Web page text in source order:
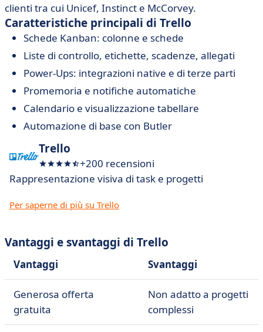
clienti tra cui Unicef, Instinct e McCorvey.
Caratteristiche principali di Trello
Schede Kanban: colonne e schede
Liste di controllo, etichette, scadenze, allegati
Power-Ups: integrazioni native e di terze parti
Promemoria e notifiche automatiche
Calendario e visualizzazione tabellare
Automazione di base con Butler
Trello
+200 recensioni
Rappresentazione visiva di task e progetti
Per saperne di più su Trello
Vantaggi e svantaggi di Trello
Vantaggi Svantaggi
Generosa offerta
gratuita
Non adatto a progetti
complessi